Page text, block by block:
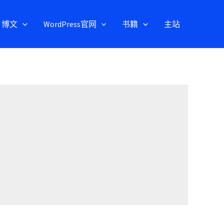
博文 WordPress官网 书籍 主站